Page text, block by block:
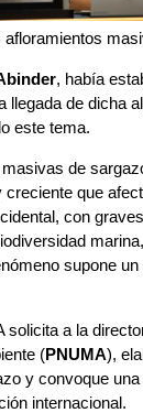
, había
llegada de dicha
este tema.
de
que
con
supone
a la
(PNUMA),
y convoque
internacional.